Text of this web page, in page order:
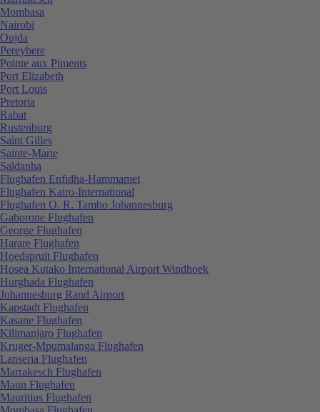
Mombasa
Nairobi
Oujda
Pereybere
Pointe aux Piments
Port Elizabeth
Port Louis
Pretoria
Rabat
Rustenburg
Saint Gilles
Sainte-Marie
Saldanha
Flughafen Enfidha-Hammamet
Flughafen Kairo-International
Flughafen O. R. Tambo Johannesburg
Gaborone Flughafen
George Flughafen
Harare Flughafen
Hoedspruit Flughafen
Hosea Kutako International Airport Windhoek
Hurghada Flughafen
Johannesburg Rand Airport
Kapstadt Flughafen
Kasane Flughafen
Kilimanjaro Flughafen
Kruger-Mpumalanga Flughafen
Lanseria Flughafen
Marrakesch Flughafen
Maun Flughafen
Mauritius Flughafen